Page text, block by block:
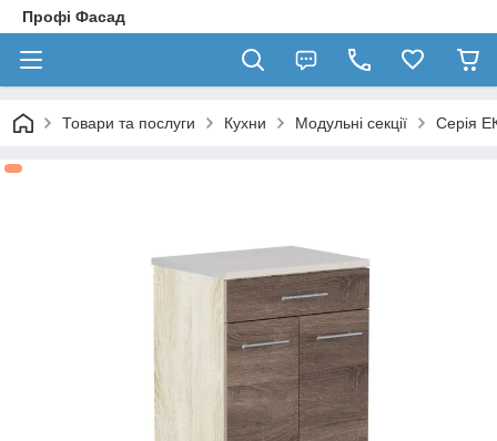
Профі Фасад
Товари та послуги Кухни Модульні секції Серія